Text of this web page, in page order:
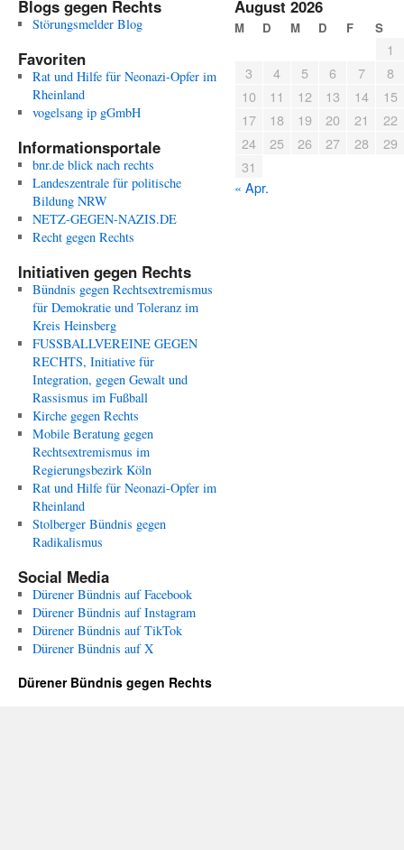
Blogs gegen Rechts
Störungsmelder Blog
Favoriten
Rat und Hilfe für Neonazi-Opfer im
Rheinland
vogelsang ip gGmbH
Informationsportale
bnr.de blick nach rechts
Landeszentrale für politische
Bildung NRW
NETZ-GEGEN-NAZIS.DE
Recht gegen Rechts
Initiativen gegen Rechts
Bündnis gegen Rechtsextremismus
für Demokratie und Toleranz im
Kreis Heinsberg
FUSSBALLVEREINE GEGEN
RECHTS, Initiative für
Integration, gegen Gewalt und
Rassismus im Fußball
Kirche gegen Rechts
Mobile Beratung gegen
Rechtsextremismus im
Regierungsbezirk Köln
Rat und Hilfe für Neonazi-Opfer im
Rheinland
Stolberger Bündnis gegen
Radikalismus
Social Media
Dürener Bündnis auf Facebook
Dürener Bündnis auf Instagram
Dürener Bündnis auf TikTok
Dürener Bündnis auf X
August 2026
M D M D F S
1
3
4 5 6 7
8
10
11 12 13 14
15
17
18 19 20 21
22
24
25 26 27 28
29
31
« Apr.
Dürener Bündnis gegen Rechts